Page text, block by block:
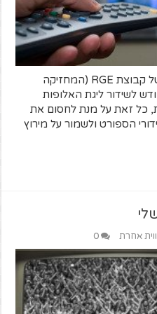
מכאן אפשר להבין את המהלך של קבוצת RGE (המחזיקה
לשידור ליגת האלופות
הקודמת, כל זאת על מנת לחסום את
הספורט ולשמור על מירוץ
אחרת 0